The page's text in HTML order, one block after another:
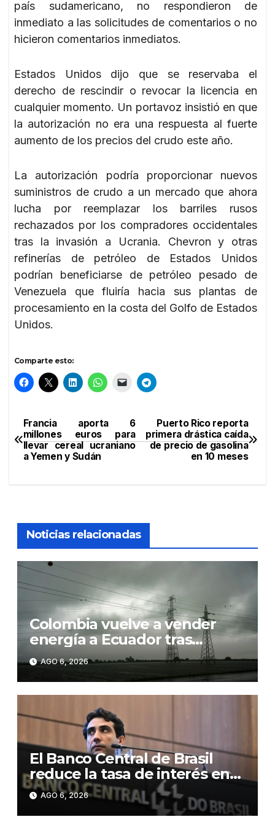
país sudamericano, no respondieron de
inmediato a las solicitudes de comentarios o no
hicieron comentarios inmediatos.
Estados Unidos dijo que se reservaba el
derecho de rescindir o revocar la licencia en
cualquier momento. Un portavoz insistió en que
la autorización no era una respuesta al fuerte
aumento de los precios del crudo este año.
La autorización podría proporcionar nuevos
suministros de crudo a un mercado que ahora
lucha por reemplazar los barriles rusos
rechazados por los compradores occidentales
tras la invasión a Ucrania. Chevron y otras
refinerías de petróleo de Estados Unidos
podrían beneficiarse de petróleo pesado de
Venezuela que fluiría hacia sus plantas de
procesamiento en la costa del Golfo de Estados
Unidos.
Comparte esto:
Navegación
de
Puerto Rico reporta
primera drástica caída
de precio de gasolina
en 10 meses
Francia aporta 6
millones euros para
llevar cereal ucraniano
a Yemen y Sudán
Noticias relacionadas
Colombia vuelve a vender
energía a Ecuador tras
suspender la exportación por
los aranceles
AGO 6, 2026
El Banco Central de Brasil
reduce la tasa de interés en
0,25 puntos, hasta el 14,0 %
anual
AGO 6, 2026